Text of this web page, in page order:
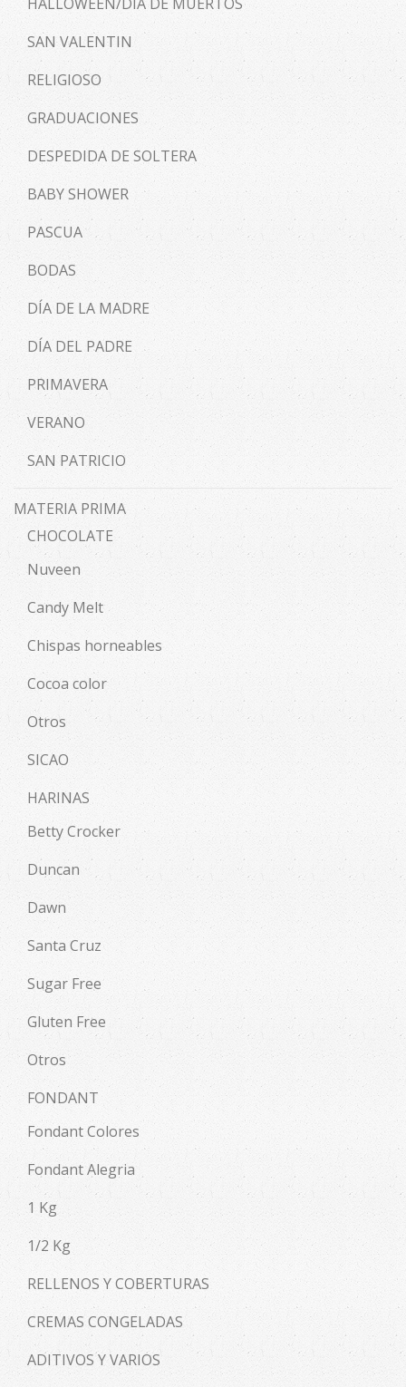
SAN VALENTIN
RELIGIOSO
GRADUACIONES
DESPEDIDA DE SOLTERA
BABY SHOWER
PASCUA
BODAS
DÍA DE LA MADRE
DÍA DEL PADRE
PRIMAVERA
VERANO
SAN PATRICIO
MATERIA PRIMA
CHOCOLATE
Nuveen
Candy Melt
Chispas horneables
Cocoa color
Otros
SICAO
HARINAS
Betty Crocker
Duncan
Dawn
Santa Cruz
Sugar Free
Gluten Free
Otros
FONDANT
Fondant Colores
Fondant Alegria
1 Kg
1/2 Kg
RELLENOS Y COBERTURAS
CREMAS CONGELADAS
ADITIVOS Y VARIOS